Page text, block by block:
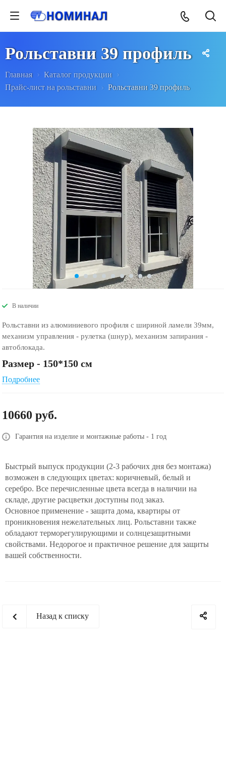
Рольставни 39 профиль
Главная
Каталог продукции
Прайс-лист на рольставни
Рольставни 39 профиль
В наличии
Рольставни из алюминиевого профиля с шириной ламели 39мм,
механизм управления - рулетка (шнур), механизм запирания -
автоблокада.
Размер - 150*150 см
Подробнее
10660 руб.
Гарантия на изделие и монтажные работы - 1 год
Быстрый выпуск продукции (2-3 рабочих дня без монтажа)
возможен в следующих цветах: коричневый, белый и
серебро. Все перечисленные цвета всегда в наличии на
складе, другие расцветки доступны под заказ.
Основное применение - защита дома, квартиры от
проникновения нежелательных лиц. Рольставни также
обладают терморегулирующими и солнцезащитными
свойствами. Недорогое и практичное решение для защиты
вашей собственности.
Назад к списку